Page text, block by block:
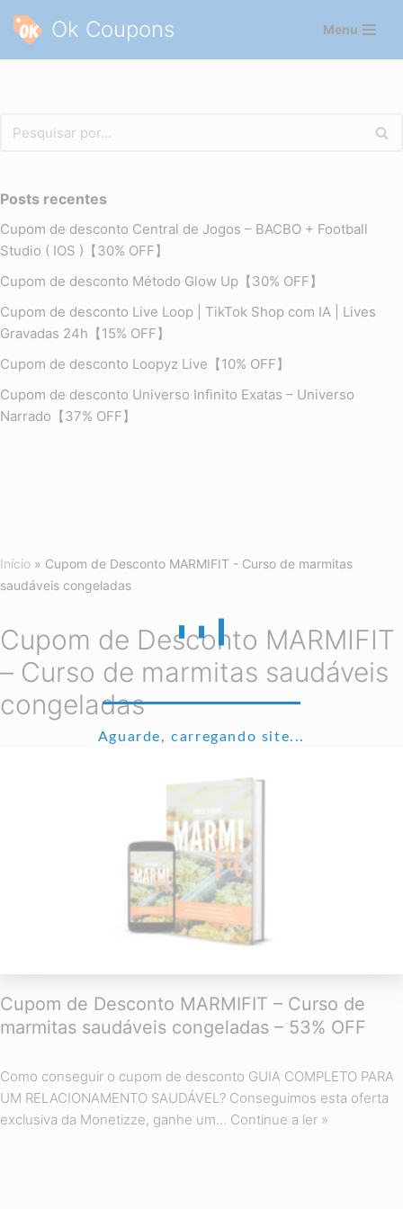
Aguarde, carregando site...
Pular
Ok Coupons Menu
Posts recentes
Cupom de desconto Central de Jogos – BACBO + Football
Studio ( IOS )【30% OFF】
Cupom de desconto Método Glow Up【30% OFF】
Cupom de desconto Live Loop | TikTok Shop com IA | Lives
Gravadas 24h【15% OFF】
Cupom de desconto Loopyz Live【10% OFF】
Cupom de desconto Universo Infinito Exatas – Universo
Narrado【37% OFF】
Início » Cupom de Desconto MARMIFIT - Curso de marmitas
saudáveis congeladas
Cupom de Desconto MARMIFIT
– Curso de marmitas saudáveis
congeladas
Cupom de Desconto MARMIFIT – Curso de
marmitas saudáveis congeladas – 53% OFF
Como conseguir o cupom de desconto GUIA COMPLETO PARA
UM RELACIONAMENTO SAUDÁVEL? Conseguimos esta oferta
exclusiva da Monetizze, ganhe um… Continue a ler »